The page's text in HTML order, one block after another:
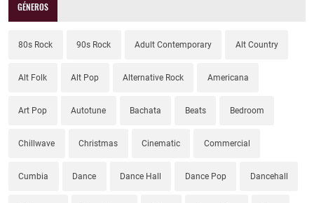
GÉNEROS
80s Rock 90s Rock Adult Contemporary Alt Country
Alt Folk Alt Pop Alternative Rock Americana
Art Pop Autotune Bachata Beats Bedroom
Chillwave Christmas Cinematic Commercial
Cumbia Dance Dance Hall Dance Pop Dancehall